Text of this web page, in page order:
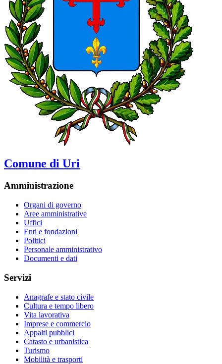
Comune di Uri
Amministrazione
Organi di governo
Aree amministrative
Uffici
Enti e fondazioni
Politici
Personale amministrativo
Documenti e dati
Servizi
Anagrafe e stato civile
Cultura e tempo libero
Vita lavorativa
Imprese e commercio
Appalti pubblici
Catasto e urbanistica
Turismo
Mobilità e trasporti